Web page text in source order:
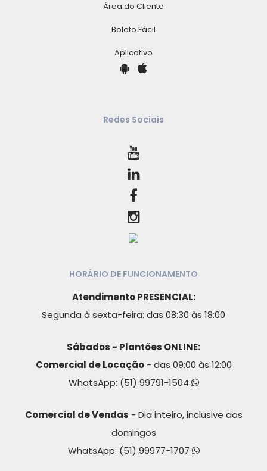
Área do Cliente
Boleto Fácil
Aplicativo
Redes Sociais
HORÁRIO DE FUNCIONAMENTO
Atendimento PRESENCIAL:
Segunda à sexta-feira: das 08:30 às 18:00
Sábados - Plantões ONLINE:
Comercial de Locação- das 09:00 às 12:00
WhatsApp: (51) 99791-1504
Comercial de Vendas - Dia inteiro, inclusive aos
domingos
WhatsApp: (51) 99977-1707